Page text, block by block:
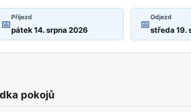
📅
Příjezd
📅
Odjezd
pokojů